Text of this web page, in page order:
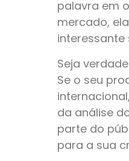
palavra em
mercado,
Seja
Se o seu
da análise
parte do
para a sua